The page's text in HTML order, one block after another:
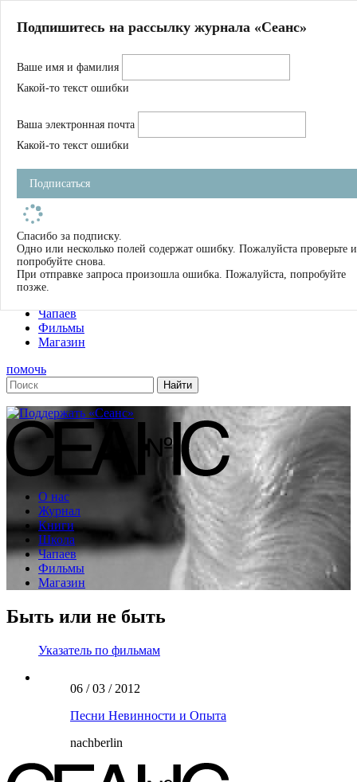
Магазин
Журнал
Школа
Устав
Фильмы
Имена
Тэги
О нас
Журнал
Книги
Чапаев
Фильмы
Магазин
помочь
О нас
Журнал
Книги
Школа
Чапаев
Фильмы
Магазин
Быть или не быть
Указатель по фильмам
06 / 03 / 2012
Песни Невинности и Опыта
nachberlin
Подпишитесь на рассылку журнала «Сеанс»
Ваше имя и фамилия
Какой-то текст ошибки
Ваша электронная почта
Какой-то текст ошибки
Подписаться
Спасибо за подписку.
Одно или несколько полей содержат ошибку. Пожалуйста проверьте и
попробуйте снова.
При отправке запроса произошла ошибка. Пожалуйста, попробуйте
позже.